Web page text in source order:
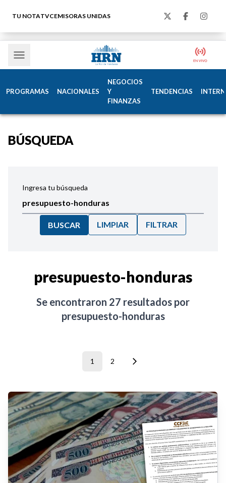
TU NOTATVCEMISORAS UNIDAS
PROGRAMAS NACIONALES
NEGOCIOS
Y
FINANZAS
TENDENCIAS
BÚSQUEDA
Ingresa tu búsqueda
BUSCAR LIMPIAR FILTRAR
presupuesto-honduras
Se encontraron 27 resultados por
presupuesto-honduras
1 2